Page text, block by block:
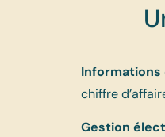
chiffre
Gestion